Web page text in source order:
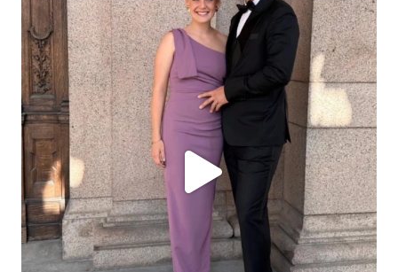
ashtailorsamui
Aug. 1